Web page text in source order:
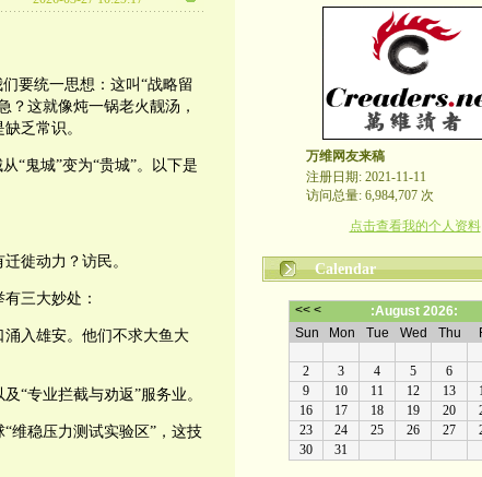
要统一思想：这叫“战略留
？这就像炖一锅老火靓汤，
乏常识。
“鬼城”变为“贵城”。以下是
徙动力？访民。
三大妙处：
入雄安。他们不求大鱼大
“专业拦截与劝返”服务业。
维稳压力测试实验区”，这技
万维网友来稿
注册日期: 2021-11-11
访问总量: 6,984,707 次
点击查看我的个人资料
Calendar